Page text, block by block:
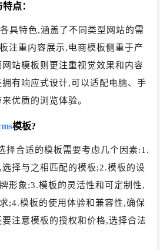
点：
具特色,涵盖了不同类型网站的需
注重内容展示,电商模板侧重于产
站模板则更注重视觉效果和内容
有响应式设计,可以适配电脑、手
优质的浏览体验。
模板?
择合适的模板需要考虑几个因素:1.
择与之相匹配的模板;2.模板的设
形象;3.模板的灵活性和可定制性,
;4.模板的使用体验和兼容性,确保
注意模板的授权和价格,选择合法